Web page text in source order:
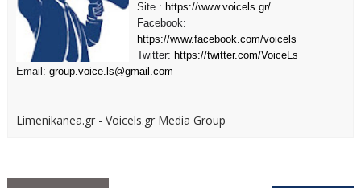
Site : https://www.voicels.gr/
Facebook:
https://www.facebook.com/voicels
Twitter: https://twitter.com/VoiceLs
Email: group.voice.ls@gmail.com
Limenikanea.gr - Voicels.gr Media Group